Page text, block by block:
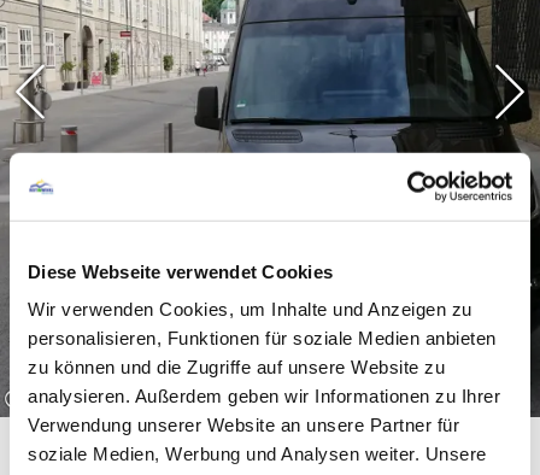
Diese Webseite verwendet Cookies
Wir verwenden Cookies, um Inhalte und Anzeigen zu
personalisieren, Funktionen für soziale Medien anbieten
zu können und die Zugriffe auf unsere Website zu
analysieren. Außerdem geben wir Informationen zu Ihrer
Verwendung unserer Website an unsere Partner für
soziale Medien, Werbung und Analysen weiter. Unsere
Pauschalflugreisen
Charterflüge
uvm.
Hier finden Sie unser
Sommerprogramm und unsere
Highlights auf einen Blick:
Sommerprogramm Haberhauer
Übersicht
Highlight:
Fahrt ins Gschlösstal
Highlight:2 Tage Gardasee
Highlight: Wanderausflug Waidring
Highlight:Kleiner Wanderbus Reit
©